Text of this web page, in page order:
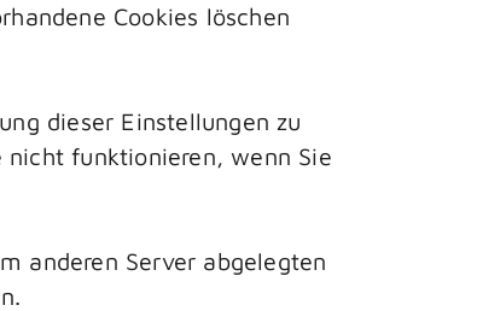
Cookies löschen
dieser Einstellungen zu
nicht funktionieren, wenn Sie
anderen Server abgelegten